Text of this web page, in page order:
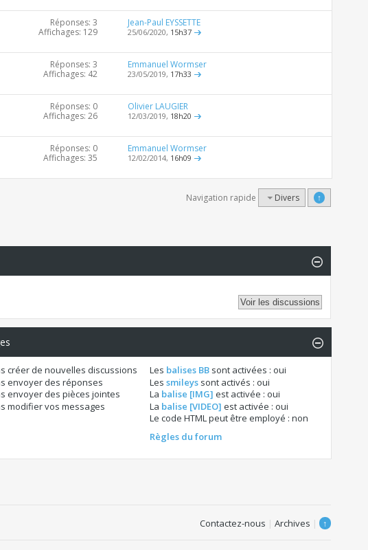
Réponses: 3
Affichages: 129
Jean-Paul EYSSETTE
25/06/2020, 15h37
Réponses: 3
Affichages: 42
Emmanuel Wormser
23/05/2019, 17h33
Réponses: 0
Affichages: 26
Olivier LAUGIER
12/03/2019, 18h20
Réponses: 0
Affichages: 35
Emmanuel Wormser
12/02/2014, 16h09
Navigation rapide Divers ↑
créer de nouvelles discussions
envoyer des réponses
envoyer des pièces jointes
modifier vos messages
Les balises BBsont activées : oui
Les smileyssont activés : oui
La balise [IMG] est activée : oui
La balise [VIDEO] est activée : oui
Le code HTML peut être employé : non
Règles du forum
Contactez-nous |Archives | ↑